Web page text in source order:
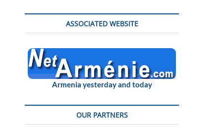
ASSOCIATED WEBSITE
Armenia yesterday and today
OUR PARTNERS